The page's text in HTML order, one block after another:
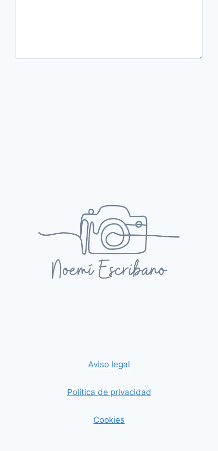
Aviso legal
Política de privacidad
Cookies